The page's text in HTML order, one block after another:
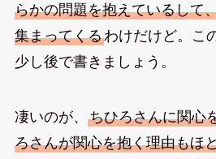
らかの問題を抱えているして
集まってくるわけだけど。こ
少し後で書きましょう。
凄いのが、 ちひろさんに関心
ろさんが関心を抱く理由もほ